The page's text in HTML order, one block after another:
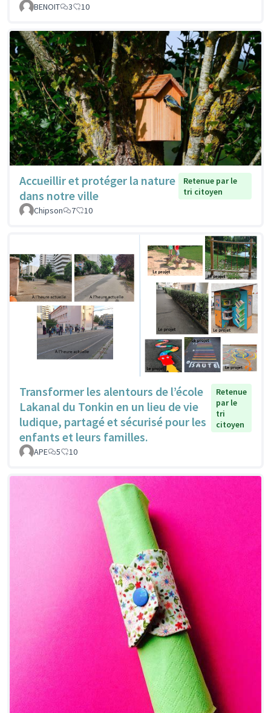
BENOIT
3 10
Accueillir et protéger la nature
dans notre ville
Retenue par le
tri citoyen
Chipson
7 10
Transformer les alentours de l’école
Lakanal du Tonkin en un lieu de vie
ludique, partagé et sécurisé pour les
enfants et leurs familles.
Retenue
par le
tri
citoyen
APE 5 10